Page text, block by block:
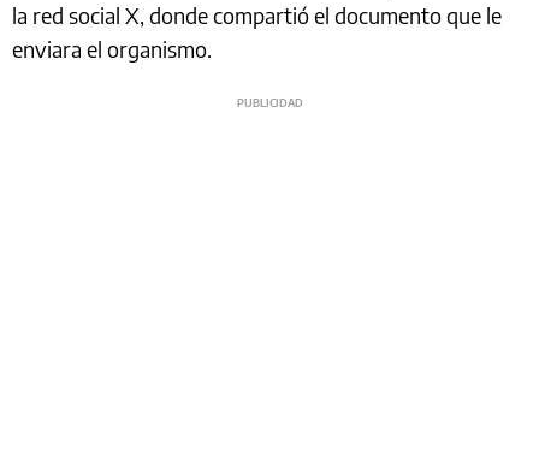
la red social X, donde compartió el documento que le
enviara el organismo.